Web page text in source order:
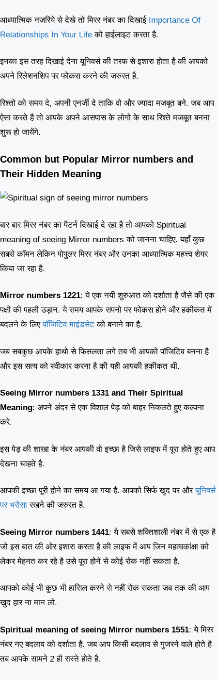
आध्यात्मिक नजरिये से देखे तो मिरर नंबर का दिखाई Importance Of
Relationships In Your Life को हाईलाइट करता है.
इनका इस तरह दिखाई देना यूनिवर्स की तरफ से इशारा होता है की आपको
अपने रिलेशनशिप पर फोकस करने की जरुरत है.
रिश्तो को समय दे, अपनी एनर्जी दे ताकि वो और ज्यादा मजबूत बने. जब आप
ऐसा करते है तो आपके अपने आसपास के लोगो के साथ रिश्ते मजबूत बनना
शुरू हो जायेंगे.
Common but Popular Mirror numbers and
Their Hidden Meaning
बार बार मिरर नंबर का पैटर्न दिखाई दे रहा है तो आपको Spiritual
meaning of seeing Mirror numbers को जानना चाहिए. यहाँ कुछ
सबसे कॉमन लेकिन पोपुलर मिरर नंबर और उनका आध्यात्मिक महत्त्व शेयर
किया जा रहा है.
Mirror numbers 1221: ये एक नयी शुरुआत को दर्शाता है जैसे की एक
पक्षी की पहली उड़ान. ये समय आपके सपनो पर फोकस होने और हकीकत में
बदलने के लिएपॉजिटिव माइंडसेट को बनाने का है.
जब सबकुछ आपके हाथो से फिसलता लगे तब भी आपको पॉजिटिव बनना है
और इस सत्य को स्वीकार करना है की यही आपकी हकीकत थी.
Seeing Mirror numbers 1331 and Their Spiritual
Meaning: अपने अंदर से एक विशाल पेड़ को बाहर निकलते हुए कल्पना
करे.
इस पेड़ की शाखा के नंबर आपकी वो इच्छा है जिसे लाइफ में पूरा होते हुए आप
देखना चाहते है.
आपकी इच्छा पूरी होने का समय आ गया है. आपको सिर्फ खुद पर औरयूनिवर्स
पर भरोसा रखने की जरुरत है.
Seeing Mirror numbers 1441: ये सबसे शक्तिशाली नंबर में से एक है
जो इस बात की ओर इशारा करता है की लाइफ में आप जिन महत्वकांक्षा को
लेकर मेहनत कर रहे है उसे पूरा होने से कोई रोक नहीं सकता है.
आपको कोई भी कुछ भी हासिल करने से नहीं रोक सकता जब तक की आप
खुद हार ना मान लो.
Spiritual meaning of seeing Mirror numbers 1551: ये मिरर
नंबर नए बदलाव को दर्शाता है. जब आप किसी बदलाव से गुजरने वाले होते है
तब आपके सामने 2 ही रास्ते होते है.